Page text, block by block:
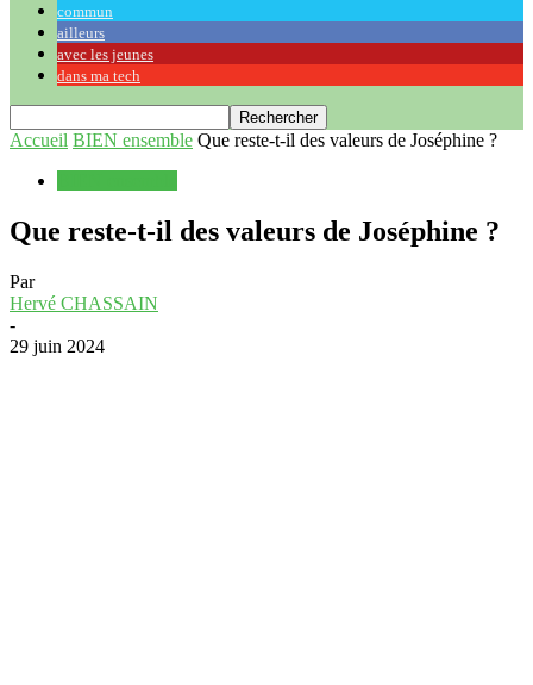
commun
ailleurs
avec les jeunes
dans ma tech
Accueil BIEN ensemble Que reste-t-il des valeurs de Joséphine ?
Que reste-t-il des valeurs de Joséphine ?
Par
Hervé CHASSAIN
-
29 juin 2024